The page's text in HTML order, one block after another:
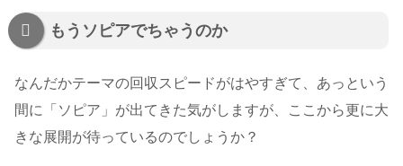
もうソピアでちゃうのか
なんだかテーマの回収スピードがはやすぎて、あっという
間に「ソピア」が出てきた気がしますが、ここから更に大
きな展開が待っているのでしょうか？